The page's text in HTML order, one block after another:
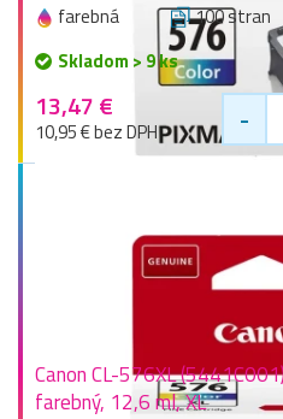
farebná 100 stran
Skladom > 9 ks
13,47 €
10,95 € bez DPH -
Canon CL-576XL
farebný, 12,6 ml, XL